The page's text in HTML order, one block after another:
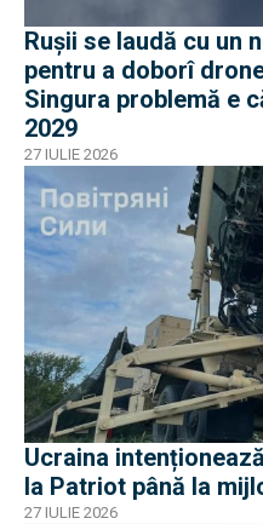
Rușii se laudă cu un
pentru a doborî
Singura problemă e
2029
27 IULIE 2026
Ucraina
la Patriot până la
27 IULIE 2026